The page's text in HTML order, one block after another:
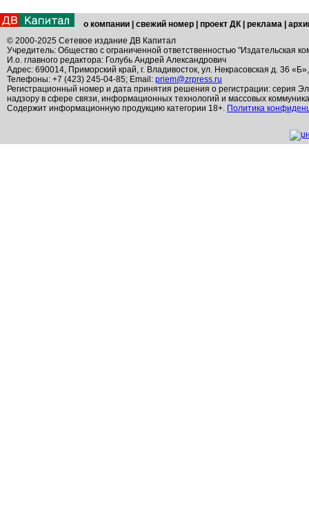
о компании свежий номер проект ДК реклама
© 2000-2025 Сетевое издание ДВ Капитал
Учредитель: Общество с ограниченной ответственностью "Издательская
И.о. главного редактора: Голубь Андрей Александрович
Адрес: 690014, Приморский край, г. Владивосток, ул. Некрасовская д. 36
Телефоны: +7 (423) 245-04-85; Email: priem@zrpress.ru
Регистрационный номер и дата принятия решения о регистрации: серия
надзору в сфере связи, информационных технологий и массовых
Содержит информационную продукцию категории 18+. Политика